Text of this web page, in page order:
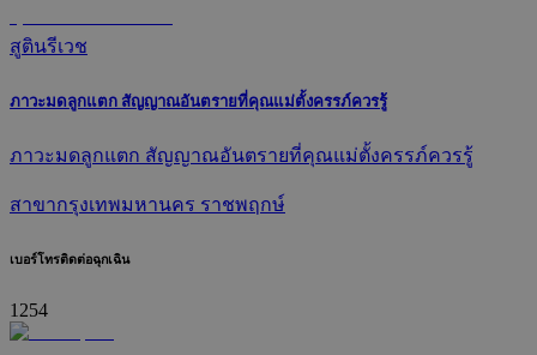
สูตินรีเวช
ภาวะมดลูกแตก สัญญาณอันตรายที่คุณแม่ตั้งครรภ์ควรรู้
ภาวะมดลูกแตก สัญญาณอันตรายที่คุณแม่ตั้งครรภ์ควรรู้
สาขากรุงเทพมหานคร ราชพฤกษ์
เบอร์โทรติดต่อฉุกเฉิน
1254